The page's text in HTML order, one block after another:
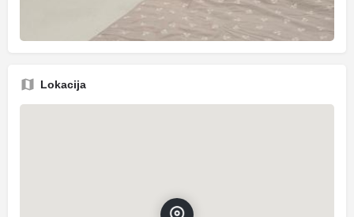
Lokacija